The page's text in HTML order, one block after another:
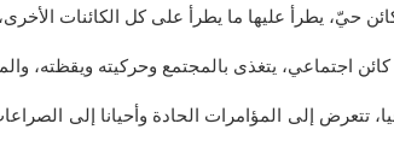
حيّ، يطرأ عليها ما يطرأ على كل الكائنات
اجتماعي، يتغذى بالمجتمع وحركيته ويقظته،
تتعرض إلى المؤامرات الحادة وأحيانا إلى